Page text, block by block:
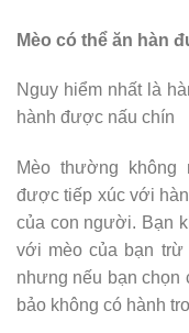
Mèo có thể ăn hàn
Nguy hiểm nhất là
hành được nấu chín
Mèo thường không
được tiếp xúc với
của con người. Bạn
với mèo của bạn
nhưng nếu bạn chọn
bảo không có hành